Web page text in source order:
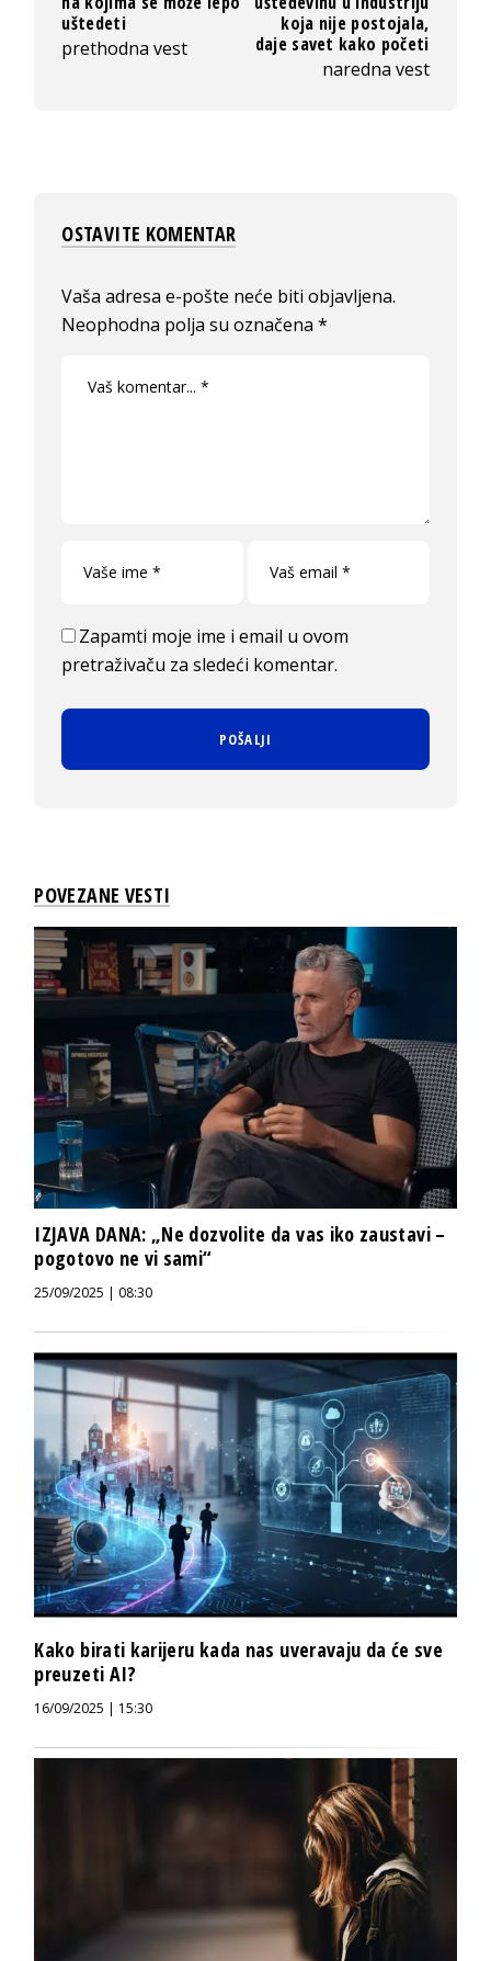
uštedeti
prethodna vest
koja nije postojala,
daje savet kako početi
naredna vest
OSTAVITE KOMENTAR
Vaša adresa e-pošte neće biti objavljena.
Neophodna polja su označena*
Zapamti moje ime i email u ovom
pretraživaču za sledeći komentar.
POVEZANE VESTI
IZJAVA DANA: „Ne dozvolite da vas iko zaustavi –
pogotovo ne vi sami“
25/09/2025 | 08:30
Kako birati karijeru kada nas uveravaju da će sve
preuzeti AI?
16/09/2025 | 15:30